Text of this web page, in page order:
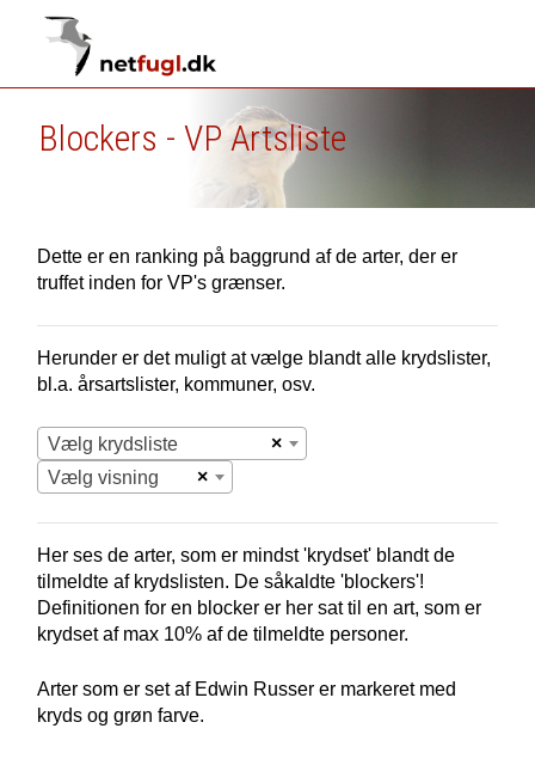
Blockers - VP Artsliste
Dette er en ranking på baggrund af de arter, der er
truffet inden for VP's grænser.
Herunder er det muligt at vælge blandt alle krydslister,
bl.a. årsartslister, kommuner, osv.
×
Vælg krydsliste
×
Vælg visning
Her ses de arter, som er mindst 'krydset' blandt de
tilmeldte af krydslisten. De såkaldte 'blockers'!
Definitionen for en blocker er her sat til en art, som er
krydset af max 10% af de tilmeldte personer.
Arter som er set af Edwin Russer er markeret med
kryds og grøn farve.